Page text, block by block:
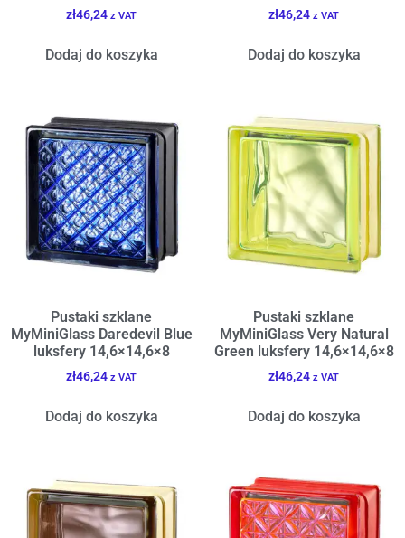
zł46,24 z VAT
Dodaj do koszyka
zł46,24 z VAT
Dodaj do koszyka
Pustaki szklane
MyMiniGlass Daredevil Blue
luksfery 14,6×14,6×8
zł46,24 z VAT
Dodaj do koszyka
Pustaki szklane
MyMiniGlass Very Natural
Green luksfery 14,6×14,6×8
zł46,24 z VAT
Dodaj do koszyka